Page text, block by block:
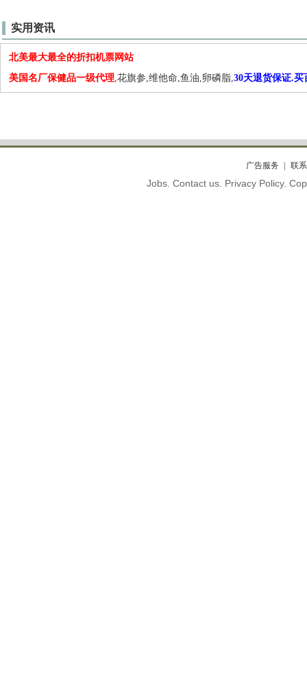
实用资讯
北美最大最全的折扣机票网站
美国名厂保健品一级代理,花旗参,维他命,鱼油,卵磷脂,30天退货保证.买
广告服务 联
Jobs. Contact us. Privacy Policy.